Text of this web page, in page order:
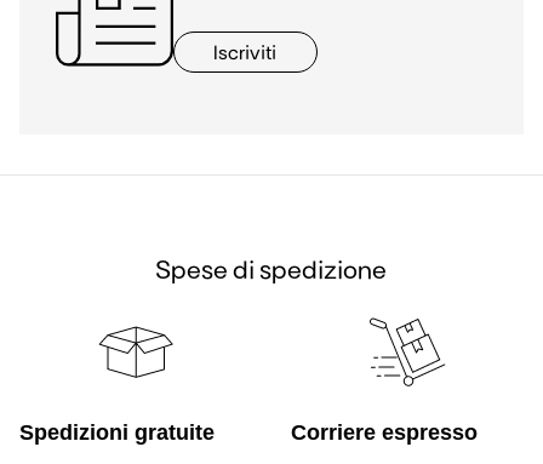
Iscriviti
Spese di spedizione
Spedizioni gratuite Corriere espresso